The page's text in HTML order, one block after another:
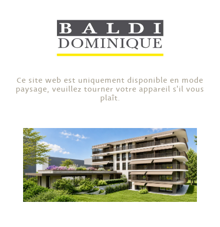
Ce site web est uniquement disponible en mode
paysage, veuillez tourner votre appareil s'il vous
plaît.